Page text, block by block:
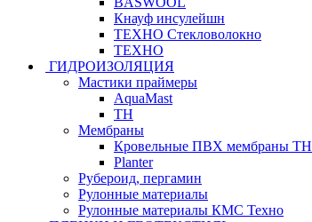
Кнауф инсулейшн
ТЕХНО Стекловолокно
ТЕХНО
ГИДРОИЗОЛЯЦИЯ
Мастики праймеры
AquaMast
ТН
Мембраны
Кровельные ПВХ мембраны ТН
Planter
Рубероид, пергамин
Рулонные материалы
Рулонные материалы КМС Техно